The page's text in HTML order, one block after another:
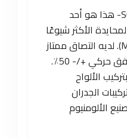
سيلبروف SCS2000 Silpruf- هذا هو أحد
الأكثر شيوعًا
من مومينتف (Momentive). لديه التصاق ممتاز
بالعديد من الركائز مع توافق حركي +/- 50٪.
الألواح
الجدران
الألومنيوم